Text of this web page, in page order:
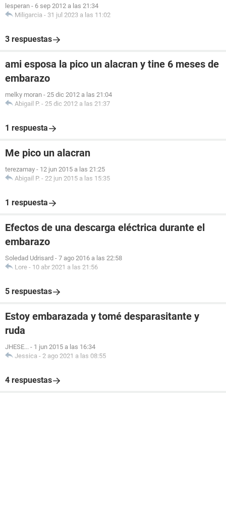
lesperan - 6 sep 2012 a las 21:34
Miligarcia - 31 jul 2023 a las 11:02
3 respuestas
ami esposa la pico un alacran y tine 6 meses de
embarazo
melky moran - 25 dic 2012 a las 21:04
Abigail P. - 25 dic 2012 a las 21:37
1 respuesta
Me pico un alacran
terezamay - 12 jun 2015 a las 21:25
Abigail P. - 22 jun 2015 a las 15:35
1 respuesta
Efectos de una descarga eléctrica durante el
embarazo
Soledad Udrisard - 7 ago 2016 a las 22:58
Lore - 10 abr 2021 a las 21:56
5 respuestas
Estoy embarazada y tomé desparasitante y
ruda
JHESE... - 1 jun 2015 a las 16:34
Jessica - 2 ago 2021 a las 08:55
4 respuestas